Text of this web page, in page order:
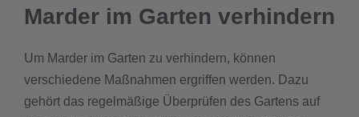
Marder im Garten verhindern
Um Marder im Garten zu verhindern, können
verschiedene Maßnahmen ergriffen werden. Dazu
gehört das regelmäßige Überprüfen des Gartens auf